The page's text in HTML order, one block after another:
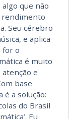
que não
rendimento
Seu cérebro
e aplica
for o
é muito
atenção e
base
é a solução:
do Brasil
Eu